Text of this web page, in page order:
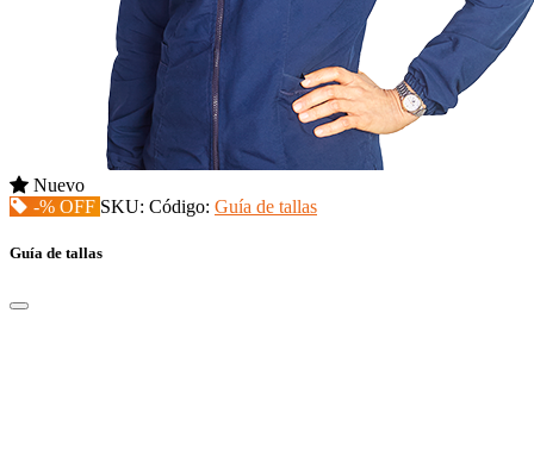
Nuevo
-% OFF SKU: Código: Guía de tallas
Guía de tallas